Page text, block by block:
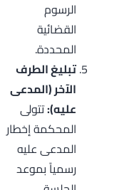
الرسوم
القضائية
المحددة.
تبليغ الطرف
الآخر (المدعى
عليه):تتولى
المحكمة إخطار
المدعى عليه
رسمياً بموعد